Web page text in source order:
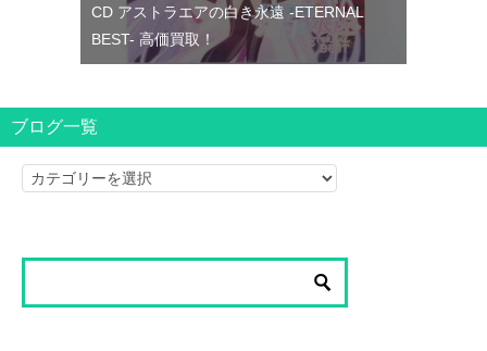
CD アストラエアの白き永遠 -ETERNAL
BEST- 高価買取！
ブログ一覧
ブ
一